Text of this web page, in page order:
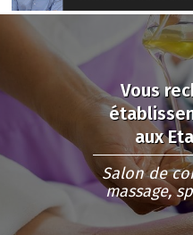
Vous
aux
Salon de
massage,